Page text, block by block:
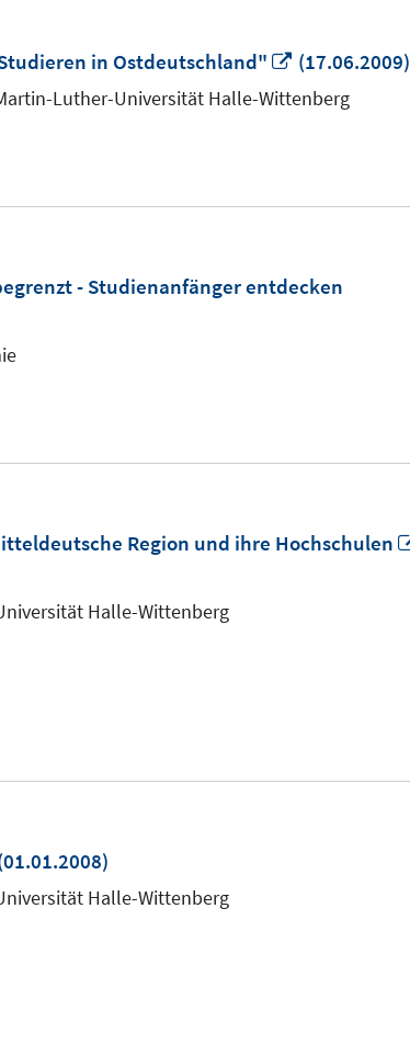
in Ostdeutschland"
In
neuem
(17.06.2009)
Luther-Universität Halle-Wittenberg
- Studienanfänger entdecken
Region und ihre Hochschulen
Halle-Wittenberg
Halle-Wittenberg